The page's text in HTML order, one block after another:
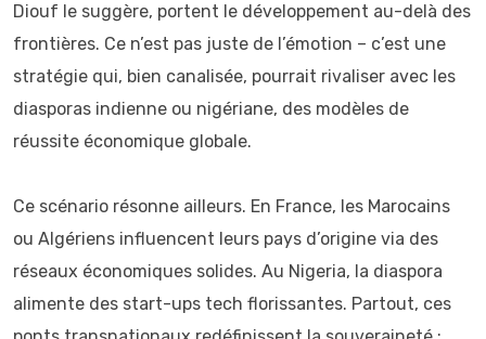
Diouf le suggère, portent le développement au-delà des
frontières. Ce n’est pas juste de l’émotion – c’est une
stratégie qui, bien canalisée, pourrait rivaliser avec les
diasporas indienne ou nigériane, des modèles de
réussite économique globale.
Ce scénario résonne ailleurs. En France, les Marocains
ou Algériens influencent leurs pays d’origine via des
réseaux économiques solides. Au Nigeria, la diaspora
alimente des start-ups tech florissantes. Partout, ces